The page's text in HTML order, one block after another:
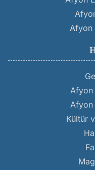
Afyon
Afyon
Afyon
Kültür